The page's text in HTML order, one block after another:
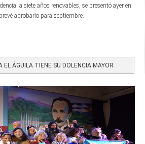
a siete años renovables, se presentó ayer en
aprobarlo para septiembre.
EL ÁGUILA TIENE SU DOLENCIA MAYOR